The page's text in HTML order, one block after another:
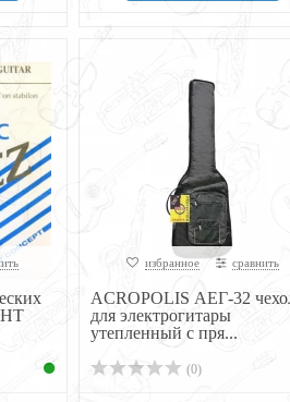
избранное сравнить
ACROPOLIS АЕГ-32
для электрогитары
утепленный с пря...
(0)